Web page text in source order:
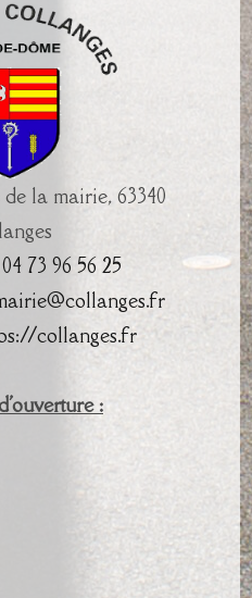
la mairie, 63340
04 73 96 56 25
collanges.fr
: